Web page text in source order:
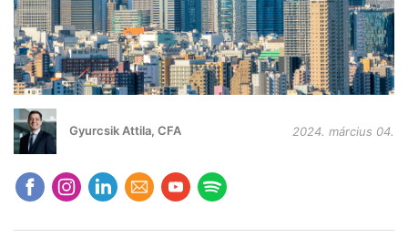
Gyurcsik Attila, CFA 2024. március 04.